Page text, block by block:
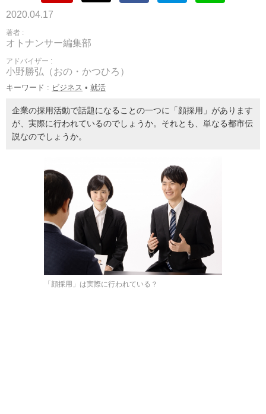
2020.04.17
著者 :
オトナンサー編集部
アドバイザー :
小野勝弘（おの・かつひろ）
キーワード : ビジネス • 就活
企業の採用活動で話題になることの一つに「顔採用」があります
が、実際に行われているのでしょうか。それとも、単なる都市伝
説なのでしょうか。
「顔採用」は実際に行われている？